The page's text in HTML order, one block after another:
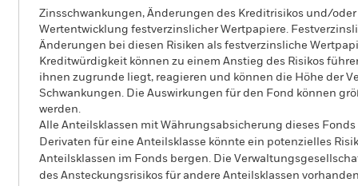
Zinsschwankungen, Änderungen des Kreditrisikos und/
Wertentwicklung festverzinslicher Wertpapiere.
Änderungen bei diesen Risiken als festverzinsliche
Kreditwürdigkeit können zu einem Anstieg des Risikos
ihnen zugrunde liegt, reagieren und können die Höhe der
Schwankungen. Die Auswirkungen für den Fond können
werden.
Alle Anteilsklassen mit Währungsabsicherung dieses
Derivaten für eine Anteilsklasse könnte ein potenzielles
Anteilsklassen im Fonds bergen. Die
des Ansteckungsrisikos für andere Anteilsklassen